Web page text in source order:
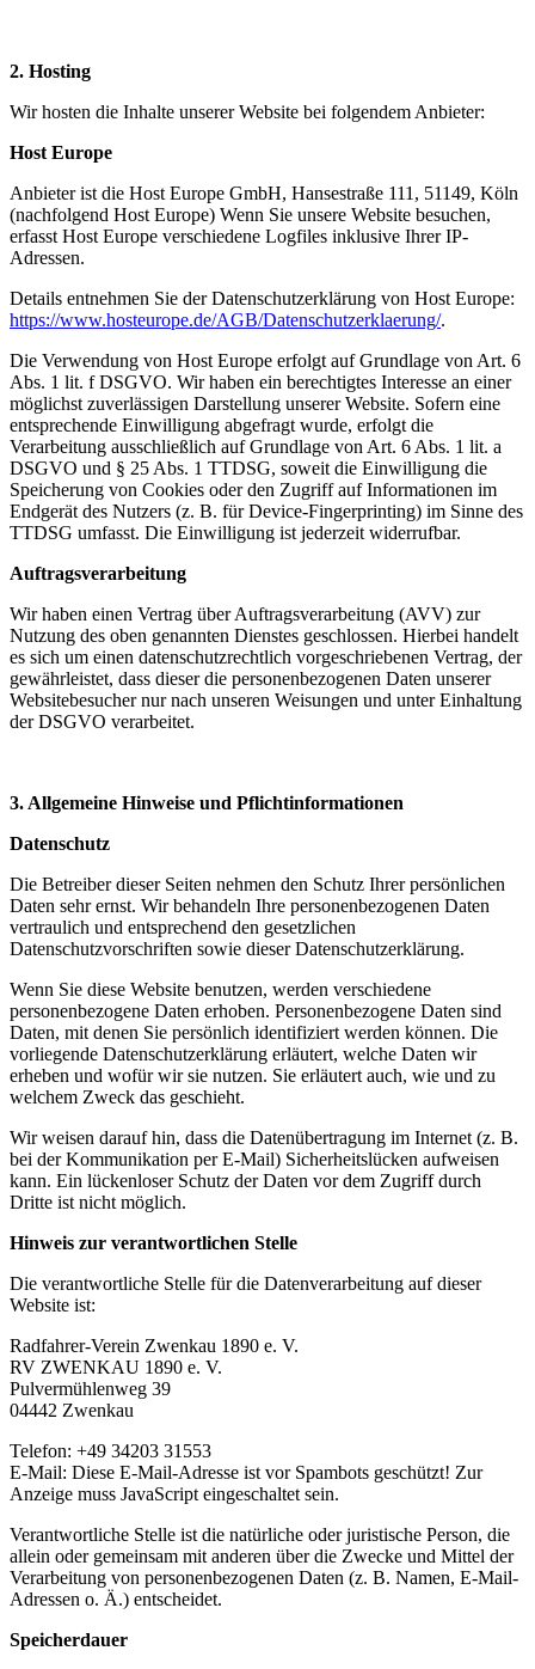
2. Hosting
Wir hosten die Inhalte unserer Website bei folgendem Anbieter:
Host Europe
Anbieter ist die Host Europe GmbH, Hansestraße 111, 51149, Köln
(nachfolgend Host Europe) Wenn Sie unsere Website besuchen,
erfasst Host Europe verschiedene Logfiles inklusive Ihrer IP-
Adressen.
Details entnehmen Sie der Datenschutzerklärung von Host Europe:
https://www.hosteurope.de/AGB/Datenschutzerklaerung/.
Die Verwendung von Host Europe erfolgt auf Grundlage von Art. 6
Abs. 1 lit. f DSGVO. Wir haben ein berechtigtes Interesse an einer
möglichst zuverlässigen Darstellung unserer Website. Sofern eine
entsprechende Einwilligung abgefragt wurde, erfolgt die
Verarbeitung ausschließlich auf Grundlage von Art. 6 Abs. 1 lit. a
DSGVO und § 25 Abs. 1 TTDSG, soweit die Einwilligung die
Speicherung von Cookies oder den Zugriff auf Informationen im
Endgerät des Nutzers (z. B. für Device-Fingerprinting) im Sinne des
TTDSG umfasst. Die Einwilligung ist jederzeit widerrufbar.
Auftragsverarbeitung
Wir haben einen Vertrag über Auftragsverarbeitung (AVV) zur
Nutzung des oben genannten Dienstes geschlossen. Hierbei handelt
es sich um einen datenschutzrechtlich vorgeschriebenen Vertrag, der
gewährleistet, dass dieser die personenbezogenen Daten unserer
Websitebesucher nur nach unseren Weisungen und unter Einhaltung
der DSGVO verarbeitet.
3. Allgemeine Hinweise und Pflicht­informationen
Datenschutz
Die Betreiber dieser Seiten nehmen den Schutz Ihrer persönlichen
Daten sehr ernst. Wir behandeln Ihre personenbezogenen Daten
vertraulich und entsprechend den gesetzlichen
Datenschutzvorschriften sowie dieser Datenschutzerklärung.
Wenn Sie diese Website benutzen, werden verschiedene
personenbezogene Daten erhoben. Personenbezogene Daten sind
Daten, mit denen Sie persönlich identifiziert werden können. Die
vorliegende Datenschutzerklärung erläutert, welche Daten wir
erheben und wofür wir sie nutzen. Sie erläutert auch, wie und zu
welchem Zweck das geschieht.
Wir weisen darauf hin, dass die Datenübertragung im Internet (z. B.
bei der Kommunikation per E-Mail) Sicherheitslücken aufweisen
kann. Ein lückenloser Schutz der Daten vor dem Zugriff durch
Dritte ist nicht möglich.
Hinweis zur verantwortlichen Stelle
Die verantwortliche Stelle für die Datenverarbeitung auf dieser
Website ist:
Radfahrer-Verein Zwenkau 1890 e. V.
RV ZWENKAU 1890 e. V.
Pulvermühlenweg 39
04442 Zwenkau
Telefon: +49 34203 31553
E-Mail: Diese E-Mail-Adresse ist vor Spambots geschützt! Zur
Anzeige muss JavaScript eingeschaltet sein.
Verantwortliche Stelle ist die natürliche oder juristische Person, die
allein oder gemeinsam mit anderen über die Zwecke und Mittel der
Verarbeitung von personenbezogenen Daten (z. B. Namen, E-Mail-
Adressen o. Ä.) entscheidet.
Speicherdauer